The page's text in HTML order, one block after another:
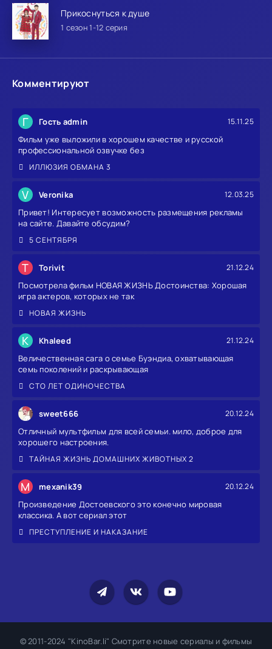
Прикоснуться к душе
1 сезон 1-12 серия
Комментируют
Г Гость admin 15.11.25
Фильм уже выложили в хорошем качестве и русской
профессиональной озвучке без
ИЛЛЮЗИЯ ОБМАНА 3
V Veronika 12.03.25
Привет! Интересует возможность размещения рекламы
на сайте. Давайте обсудим?
5 СЕНТЯБРЯ
T Torivit 21.12.24
Посмотрела фильм НОВАЯ ЖИЗНЬ Достоинства: Хорошая
игра актеров, которых не так
НОВАЯ ЖИЗНЬ
K Khaleed 21.12.24
Величественная сага о семье Буэндиа, охватывающая
семь поколений и раскрывающая
СТО ЛЕТ ОДИНОЧЕСТВА
sweet666 20.12.24
Отличный мультфильм для всей семьи. мило, доброе для
хорошего настроения.
ТАЙНАЯ ЖИЗНЬ ДОМАШНИХ ЖИВОТНЫХ 2
M mexanik39 20.12.24
Произведение Достоевского это конечно мировая
классика. А вот сериал этот
ПРЕСТУПЛЕНИЕ И НАКАЗАНИЕ
© 2011-2024 "KinoBar.li" Смотрите новые сериалы и фильмы